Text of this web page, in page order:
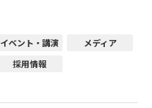
イベント・講演
メディア
採用情報